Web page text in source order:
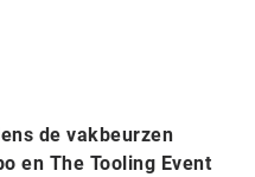
de vakbeurzen
en The Tooling Event